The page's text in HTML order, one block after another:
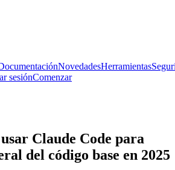
NovedadesHerramientas
sesiónComenzar
Claude Code para
del código base en 2025